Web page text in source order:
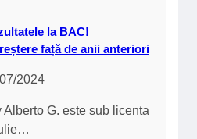
la BAC!
față de anii anteriori
2024
Alberto G. este sub licenta